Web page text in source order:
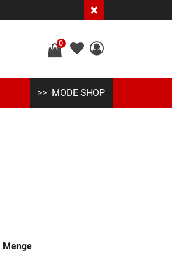
×
0
MODE SHOP
Menge